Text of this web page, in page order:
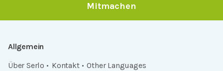
Mitmachen
Allgemein
Über Serlo
Kontakt Other Languages